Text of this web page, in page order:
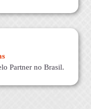
Partner no Brasil.